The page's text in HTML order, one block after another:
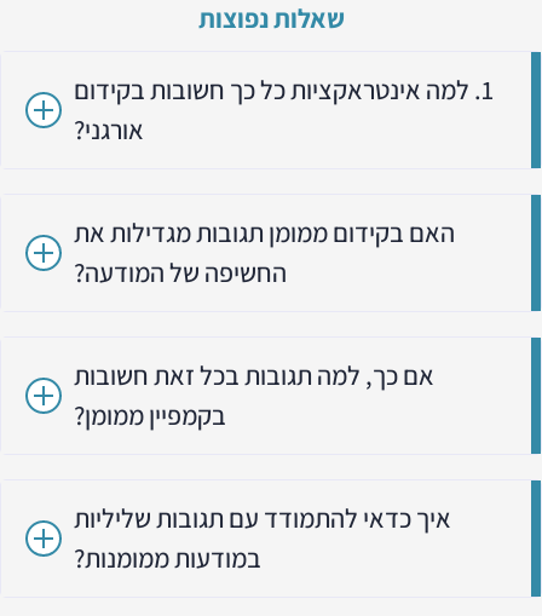
שאלות נפוצות
1. למה אינטראקציות כל כך חשובות בקידום
אורגני?
האם בקידום ממומן תגובות מגדילות את
החשיפה של המודעה?
אם כך, למה תגובות בכל זאת חשובות
בקמפיין ממומן?
איך כדאי להתמודד עם תגובות שליליות
במודעות ממומנות?